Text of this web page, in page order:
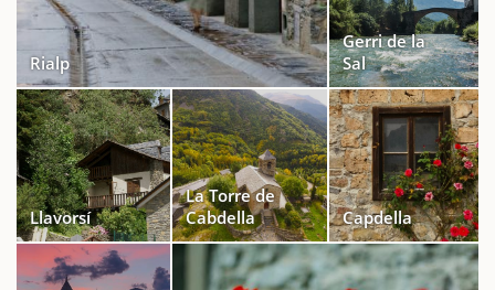
Rialp
Gerri de la
Sal
Llavorsí
La Torre de
Cabdella
Capdella